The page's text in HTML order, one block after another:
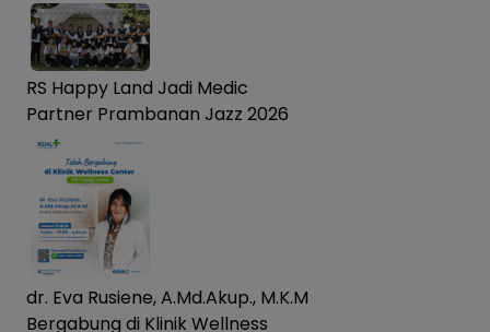
RS Happy Land Jadi Medic
Partner Prambanan Jazz 2026
dr. Eva Rusiene, A.Md.Akup., M.K.M
Bergabung di Klinik Wellness